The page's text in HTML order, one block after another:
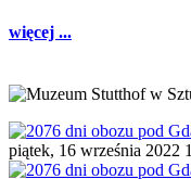
więcej ...
piątek, 16 września 2022